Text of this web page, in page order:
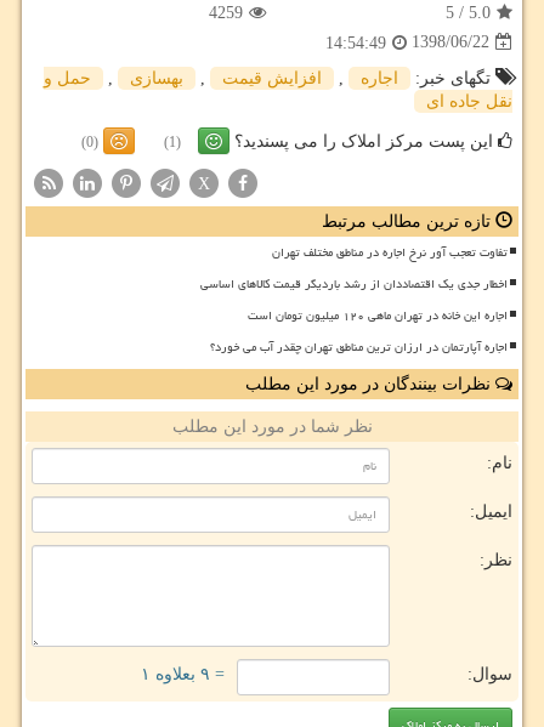
5.0
/
5
4259
1398/06/22
14:54:49
تگهای خبر:
اجاره , افزایش قیمت , بهسازی ,
حمل و
نقل جاده ای
این پست مرکز املاک را می پسندید؟ (1)
(0)
X
تازه ترین مطالب مرتبط
تفاوت تعجب آور نرخ اجاره در مناطق مختلف تهران
اخطار جدی یک اقتصاددان از رشد باردیگر قیمت کالاهای اساسی
اجاره این خانه در تهران ماهی ۱۲۰ میلیون تومان است
اجاره آپارتمان در ارزان ترین مناطق تهران چقدر آب می خورد؟
نظرات بینندگان در مورد این مطلب
نظر شما در مورد این مطلب
نام:
ایمیل:
نظر:
سوال: = ۹ بعلاوه ۱